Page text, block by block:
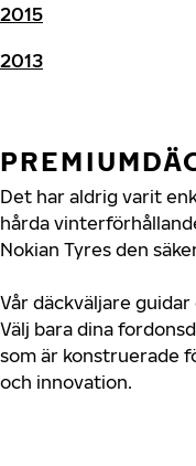
2015
2013
Det har aldrig varit
hårda
Nokian Tyres den
Vår däckväljare
Välj bara dina
som är konstruerade
och innovation.